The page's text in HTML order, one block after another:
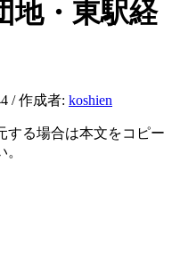
地・東駅経
/ 作成者: koshien
する場合は本文をコピー